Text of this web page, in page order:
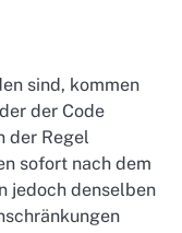
sind, kommen
der Code
der Regel
sofort nach dem
jedoch denselben